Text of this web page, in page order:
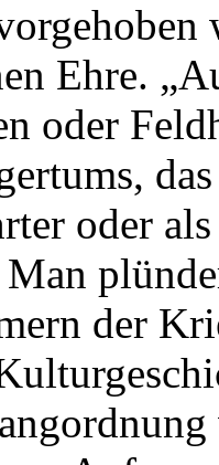
Ehre.
oder
oder
der